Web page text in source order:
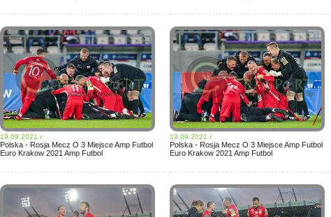
19.09.2021 r
Polska - Rosja Mecz O 3 Miejsce Amp Futbol
Euro Krakow 2021 Amp Futbol
19.09.2021 r
Polska - Rosja Mecz O 3 Miejsce Amp Futbol
Euro Krakow 2021 Amp Futbol